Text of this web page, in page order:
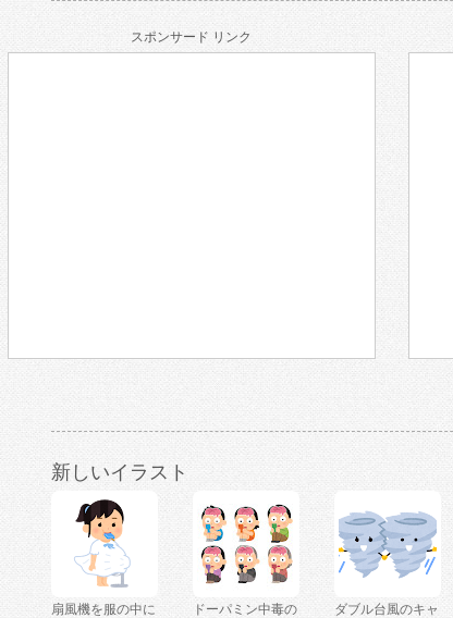
スポンサード リンク
新しいイラスト
扇風機を服の中に
ドーパミン中毒の
ダブル台風のキャ